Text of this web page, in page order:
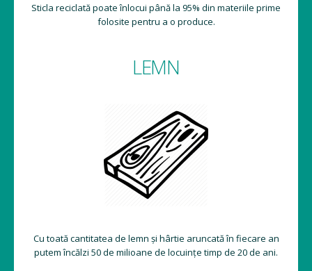
Sticla reciclată poate înlocui până la 95% din materiile prime
folosite pentru a o produce.
LEMN
Cu toată cantitatea de lemn și hârtie aruncată în fiecare an
putem încălzi 50 de milioane de locuințe timp de 20 de ani.